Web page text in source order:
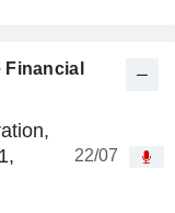
22/07